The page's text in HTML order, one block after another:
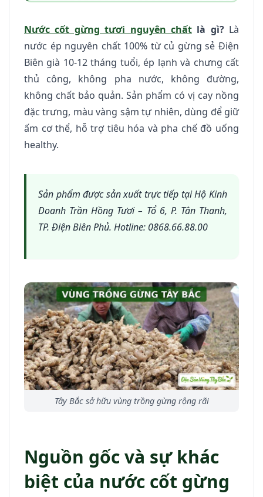
Nước cốt gừng tươi nguyên chấtlà gì?Là
nước ép nguyên chất 100% từ củ gừng sẻ Điện
Biên già 10-12 tháng tuổi, ép lạnh và chưng cất
thủ công, không pha nước, không đường,
không chất bảo quản. Sản phẩm có vị cay nồng
đặc trưng, màu vàng sậm tự nhiên, dùng để giữ
ấm cơ thể, hỗ trợ tiêu hóa và pha chế đồ uống
healthy.
Sản phẩm được sản xuất trực tiếp tại Hộ Kinh
Doanh Trần Hồng Tươi – Tổ 6, P. Tân Thanh,
TP. Điện Biên Phủ. Hotline: 0868.66.88.00
Tây Bắc sở hữu vùng trồng gừng rộng rãi
Nguồn gốc và sự khác
biệt của nước cốt gừng